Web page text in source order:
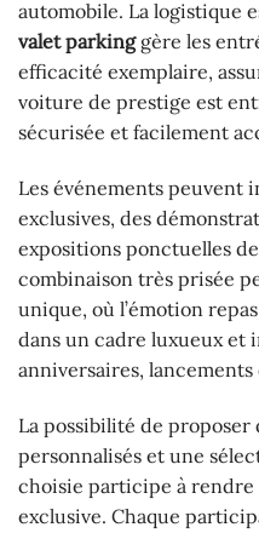
automobile. La logistique
valet parkinggère les
efficacité exemplaire,
voiture de prestige est
sécurisée et facilement
Les événements peuvent
exclusives, des
expositions ponctuelles
combinaison très prisée
unique, où l’émotion
dans un cadre luxueux et
anniversaires,
La possibilité de proposer
personnalisés et une
choisie participe à rendre
exclusive. Chaque